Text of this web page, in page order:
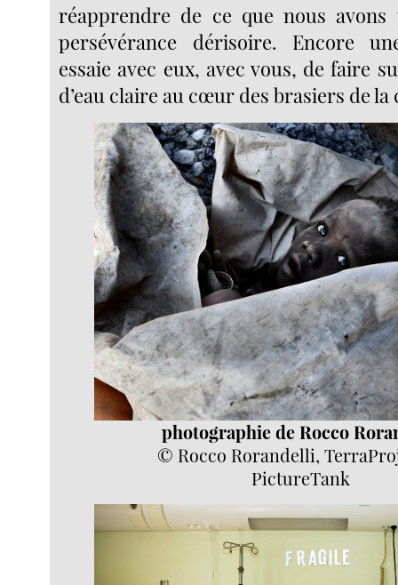
réapprendre de ce que nous avons
persévérance dérisoire. Encore
essaie avec eux, avec vous, de faire
d’eau claire au cœur des brasiers de la
photographie de Rocco
© Rocco Rorandelli,
PictureTank